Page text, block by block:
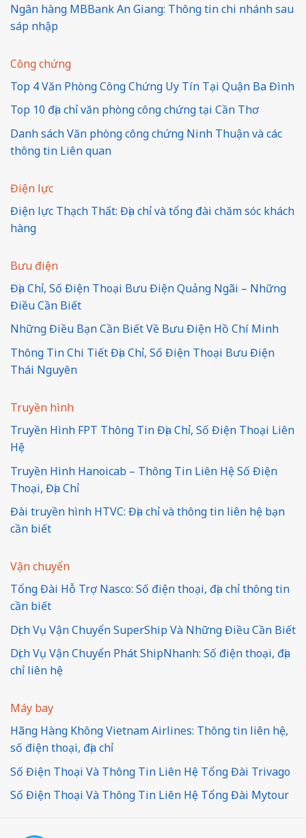
Ngân hàng MBBank An Giang: Thông tin chi nhánh sau
sáp nhập
Công chứng
Top 4 Văn Phòng Công Chứng Uy Tín Tại Quận Ba Đình
Top 10 địa chỉ văn phòng công chứng tại Cần Thơ
Danh sách Văn phòng công chứng Ninh Thuận và các
thông tin Liên quan
Điện lực
Điện lực Thạch Thất: Địa chỉ và tổng đài chăm sóc khách
hàng
Bưu điện
Địa Chỉ, Số Điện Thoại Bưu Điện Quảng Ngãi – Những
Điều Cần Biết
Những Điều Bạn Cần Biết Về Bưu Điện Hồ Chí Minh
Thông Tin Chi Tiết Địa Chỉ, Số Điện Thoại Bưu Điện
Thái Nguyên
Truyền hình
Truyền Hình FPT Thông Tin Địa Chỉ, Số Điện Thoại Liên
Hệ
Truyền Hình Hanoicab – Thông Tin Liên Hệ Số Điện
Thoại, Địa Chỉ
Đài truyền hình HTVC: Địa chỉ và thông tin liên hệ bạn
cần biết
Vận chuyển
Tổng Đài Hỗ Trợ Nasco: Số điện thoại, địa chỉ thông tin
cần biết
Dịch Vụ Vận Chuyển SuperShip Và Những Điều Cần Biết
Dịch Vụ Vận Chuyển Phát ShipNhanh: Số điện thoại, địa
chỉ liên hệ
Máy bay
Hãng Hàng Không Vietnam Airlines: Thông tin liên hệ,
số điện thoại, địa chỉ
Số Điện Thoại Và Thông Tin Liên Hệ Tổng Đài Trivago
Số Điện Thoại Và Thông Tin Liên Hệ Tổng Đài Mytour